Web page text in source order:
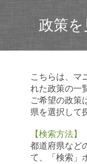
政策を
こちらは、マ
れた政策の一
ご希望の政策
県を選択して
【検索方法】
都道府県など
て、「検索」